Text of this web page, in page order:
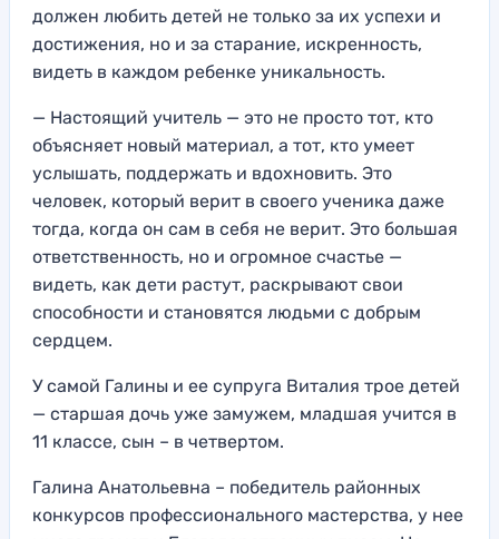
должен любить детей не только за их успехи и
достижения, но и за старание, искренность,
видеть в каждом ребенке уникальность.
— Настоящий учитель — это не просто тот, кто
объясняет новый материал, а тот, кто умеет
услышать, поддержать и вдохновить. Это
человек, который верит в своего ученика даже
тогда, когда он сам в себя не верит. Это большая
ответственность, но и огромное счастье —
видеть, как дети растут, раскрывают свои
способности и становятся людьми с добрым
сердцем.
У самой Галины и ее супруга Виталия трое детей
— старшая дочь уже замужем, младшая учится в
11 классе, сын – в четвертом.
Галина Анатольевна – победитель районных
конкурсов профессионального мастерства, у нее